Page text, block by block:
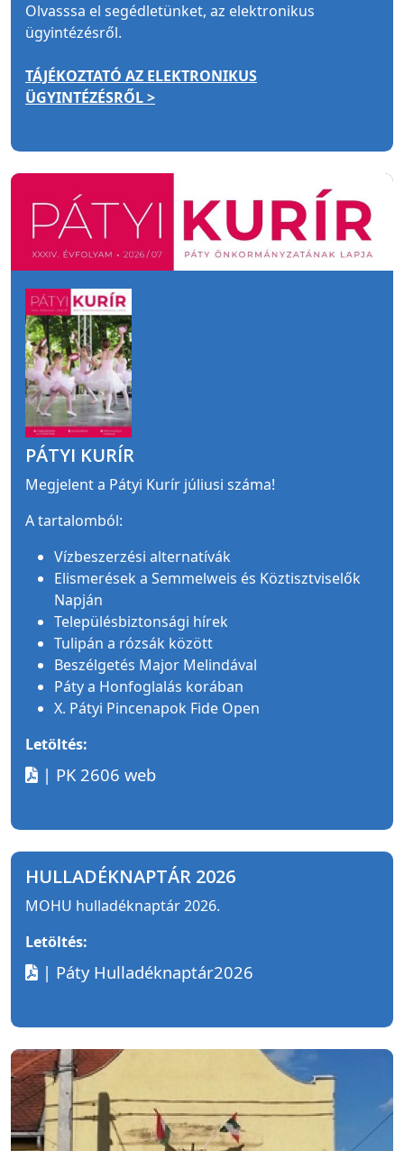
Olvasssa el segédletünket, az elektronikus
ügyintézésről.
TÁJÉKOZTATÓ AZ ELEKTRONIKUS
ÜGYINTÉZÉSRŐL >
PÁTYI KURÍR
Megjelent a Pátyi Kurír júliusi száma!
A tartalomból:
Vízbeszerzési alternatívák
Elismerések a Semmelweis és Köztisztviselők
Napján
Településbiztonsági hírek
Tulipán a rózsák között
Beszélgetés Major Melindával
Páty a Honfoglalás korában
X. Pátyi Pincenapok Fide Open
Letöltés:
| PK 2606 web
HULLADÉKNAPTÁR 2026
MOHU hulladéknaptár 2026.
Letöltés:
| Páty Hulladéknaptár2026